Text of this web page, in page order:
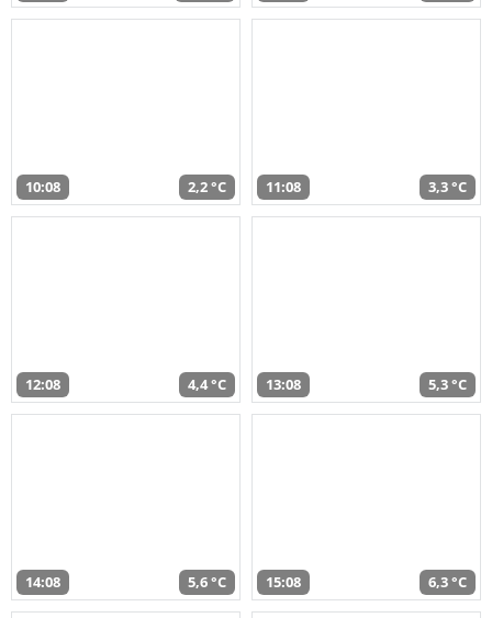
10:08 2,2 °C 11:08 3,3 °C
12:08 4,4 °C 13:08 5,3 °C
14:08 5,6 °C 15:08 6,3 °C